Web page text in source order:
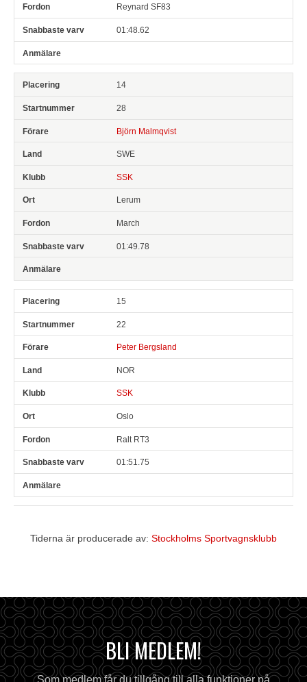
Reynard SF83
01:48.62
14
28
Björn Malmqvist
SWE
SSK
Lerum
March
01:49.78
15
22
Peter Bergsland
NOR
SSK
Oslo
Ralt RT3
01:51.75
Tiderna är producerade av: Stockholms Sportvagnsklubb
BLI MEDLEM!